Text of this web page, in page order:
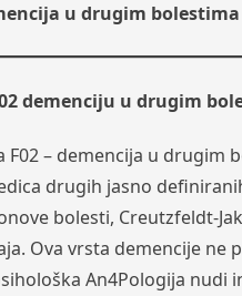
u drugim
demenciju u drugim
F02 – demencija u drugim
drugih jasno
bolesti, Creutzfeldt-
Ova vrsta demencije ne
An4Pologija nudi